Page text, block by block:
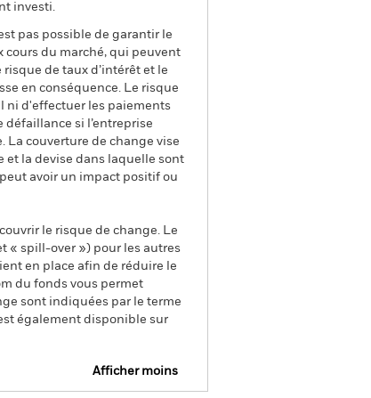
investi.
pas possible de garantir le
cours du marché, qui peuvent
de taux d’intérêt et le
en conséquence. Le risque
ni d'effectuer les paiements
défaillance si l’entreprise
La couverture de change vise
et la devise dans laquelle sont
avoir un impact positif ou
le risque de change. Le
« spill-over ») pour les autres
en place afin de réduire le
du fonds vous permet
sont indiquées par le terme
également disponible sur
Afficher moins